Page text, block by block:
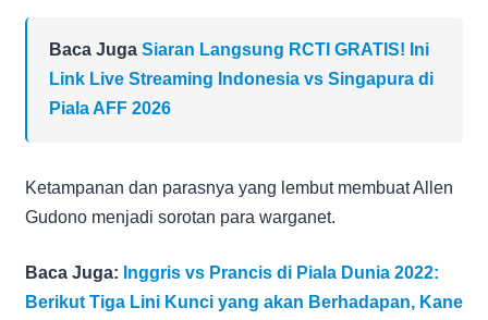
Baca Juga Siaran Langsung RCTI GRATIS! Ini
Link Live Streaming Indonesia vs Singapura di
Piala AFF 2026
Ketampanan dan parasnya yang lembut membuat Allen
Gudono menjadi sorotan para warganet.
Baca Juga: Inggris vs Prancis di Piala Dunia 2022:
Berikut Tiga Lini Kunci yang akan Berhadapan, Kane